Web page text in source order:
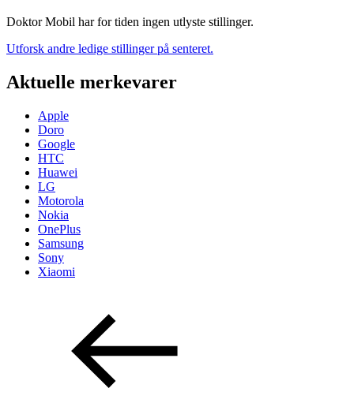
Doktor Mobil har for tiden ingen utlyste stillinger.
Utforsk andre ledige stillinger på senteret.
Aktuelle merkevarer
Apple
Doro
Google
HTC
Huawei
LG
Motorola
Nokia
OnePlus
Samsung
Sony
Xiaomi